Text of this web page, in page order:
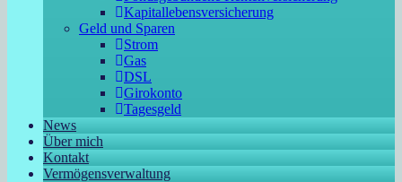
Kapitallebensversicherung
Geld und Sparen
Strom
Gas
DSL
Girokonto
Tagesgeld
News
Über mich
Kontakt
Vermögensverwaltung